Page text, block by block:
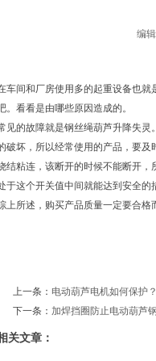
编
车间和厂房使用多的起重设备也就
。看看是由哪些原因造成的。
见的故障就是钢丝绳葫芦升降失
破坏，所以经常使用的产品，要
结粘连，该断开的时候不能断开
于这个开关值中间就能达到安全
上所述，购买产品质量一定要合
上一条： 电动葫芦电机如何保护
下一条： 加焊挡圈防止电动葫芦
关文章：